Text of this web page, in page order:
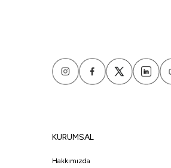
KURUMSAL
Hakkımızda